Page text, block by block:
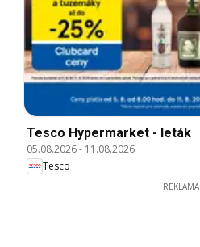
Tesco Hypermarket - leták
05.08.2026- 11.08.2026
Tesco
REKLAMA